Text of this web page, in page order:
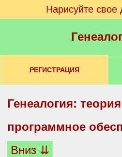
Нарисуйте
РЕГИСТРАЦИЯ
Генеалогия:
программное
Вниз ⇊